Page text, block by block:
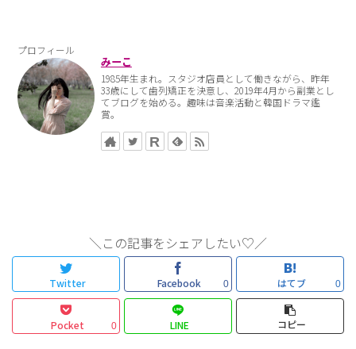
プロフィール
みーこ
1985年生まれ。スタジオ店員として働きながら、昨年
33歳にして歯列矯正を決意し、2019年4月から副業とし
てブログを始める。趣味は音楽活動と韓国ドラマ鑑
賞。
＼この記事をシェアしたい♡／
Twitter Facebook 0 はてブ 0
Pocket 0 LINE コピー